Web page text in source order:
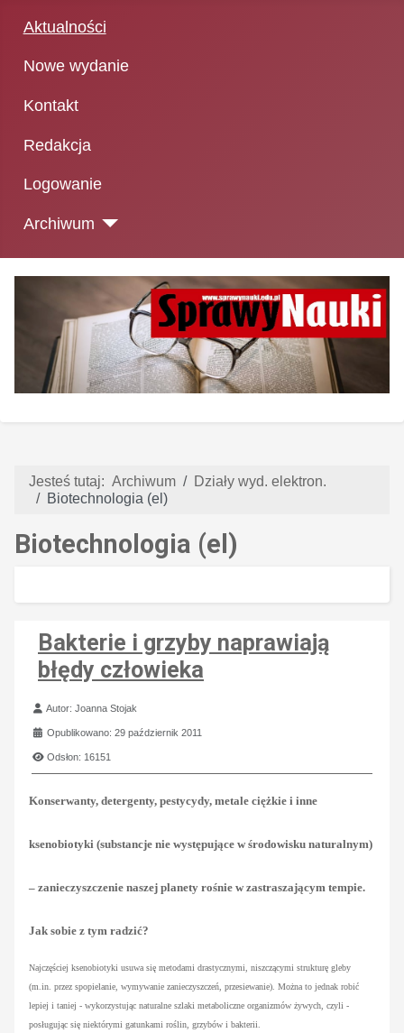
Aktualności
Nowe wydanie
Kontakt
Redakcja
Logowanie
Archiwum
Jesteś tutaj: Archiwum
Działy wyd. elektron.
Biotechnologia (el)
Biotechnologia (el)
Bakterie i grzyby naprawiają
błędy człowieka
Szczegóły
Autor:Joanna Stojak
Opublikowano: 29 październik 2011
Odsłon: 16151
Konserwanty, detergenty, pestycydy, metale ciężkie i inne
ksenobiotyki (substancje nie występujące w środowisku naturalnym)
– zanieczyszczenie naszej planety rośnie w zastraszającym tempie.
Jak sobie z tym radzić?
Najczęściej ksenobiotyki usuwa się metodami drastycznymi, niszczącymi strukturę gleby
(m.in. przez spopielanie, wymywanie zanieczyszczeń, przesiewanie). Można to jednak robić
lepiej i taniej - wykorzystując naturalne szlaki metaboliczne organizmów żywych, czyli -
posługując się niektórymi gatunkami roślin, grzybów i bakterii.